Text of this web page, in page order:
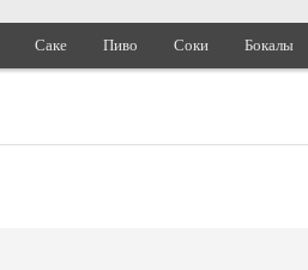
Саке Пиво Соки Бокалы